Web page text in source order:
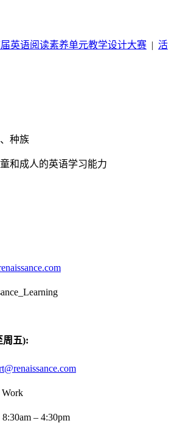
英语阅读素养单元教学设计大赛 | 活
种族
和成人的英语学习能力
周五):
– 4:30pm